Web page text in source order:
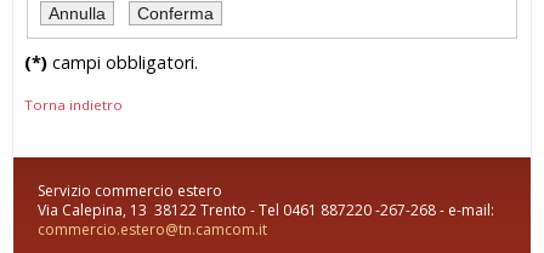
(*)campi obbligatori.
Torna indietro
Servizio commercio estero
Via Calepina, 13 38122 Trento - Tel 0461 887220 -267-268 - e-mail:
commercio.estero@tn.camcom.it